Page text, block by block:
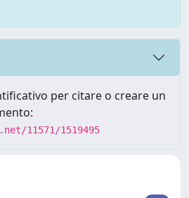
per citare o creare un
11571/1519495